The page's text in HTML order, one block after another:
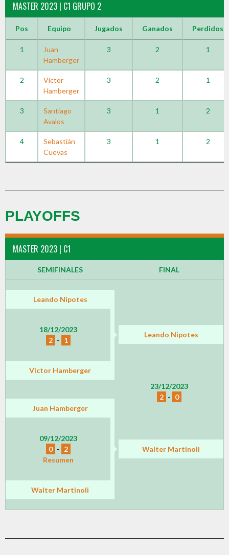
MASTER 2023 | C1 GRUPO 2
Pos Equipo Jugados Ganados Perdidos
1
Juan
Hamberger
3 2 1
2
Victor
Hamberger
3 2 1
3
Santiago
Avalos
3 1 2
4
Sebastián
Cuevas
3 1 2
PLAYOFFS
MASTER 2023 | C1
SEMIFINALES FINAL
Leando Nipotes
18/12/2023
2 - 1
Leando Nipotes
23/12/2023
2 - 0
Victor Hamberger
Juan Hamberger
09/12/2023
0 - 2
Resumen
Walter Martinoli
Walter Martinoli